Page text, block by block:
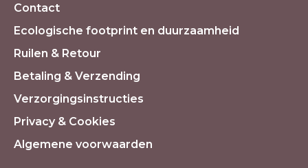
Contact
Ecologische footprint en duurzaamheid
Ruilen & Retour
Betaling & Verzending
Verzorgingsinstructies
Privacy & Cookies
Algemene voorwaarden